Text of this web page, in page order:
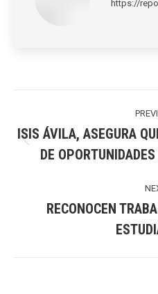
https://
ISIS ÁVILA, ASEGURA
DE
RECONOCEN